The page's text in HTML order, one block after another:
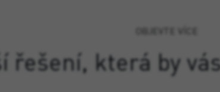
OBJEVTE VÍCE
řešení, která by